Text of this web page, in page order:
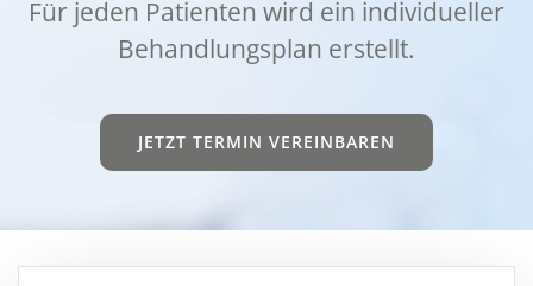
Für jeden Pati­en­ten wird ein indi­vi­du­el­ler
Behand­lungs­plan erstellt.
JETZT TER­MIN VER­EIN­BA­REN